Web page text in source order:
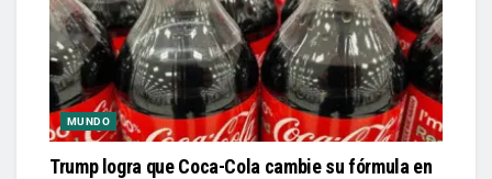
MUNDO
Trump logra que Coca-Cola cambie su fórmula en